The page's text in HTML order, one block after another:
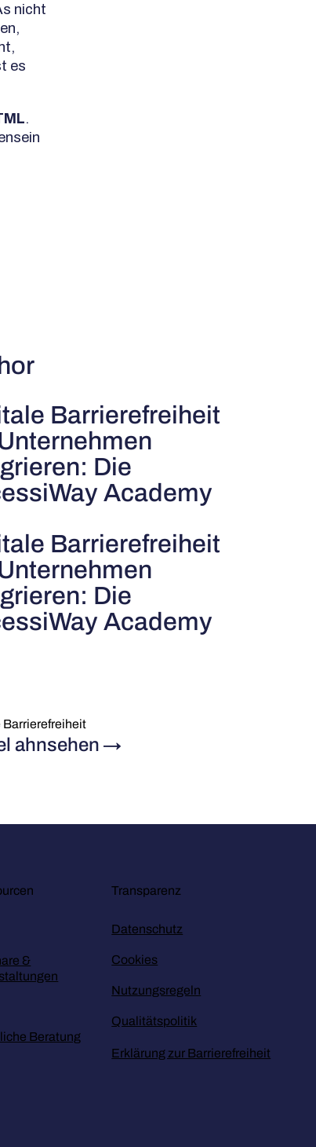
nicht
es
.
Barrierefreiheit
Die
Academy
Barrierefreiheit
Die
Academy
Barrierefreiheit
ahnsehen →
&
Beratung
Transparenz
Datenschutz
Cookies
Nutzungsregeln
Qualitätspolitik
Erklärung zur Barrierefreiheit